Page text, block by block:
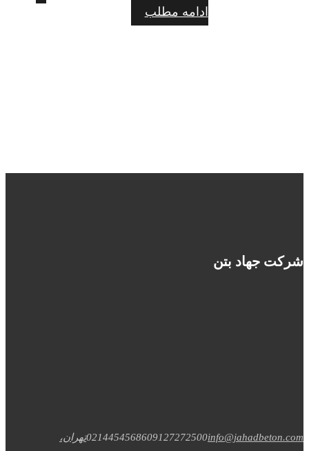
ادامه مطلب
شرکت جهاد بتن
0214454568609127272500info@jahadbeton.com
تهران،